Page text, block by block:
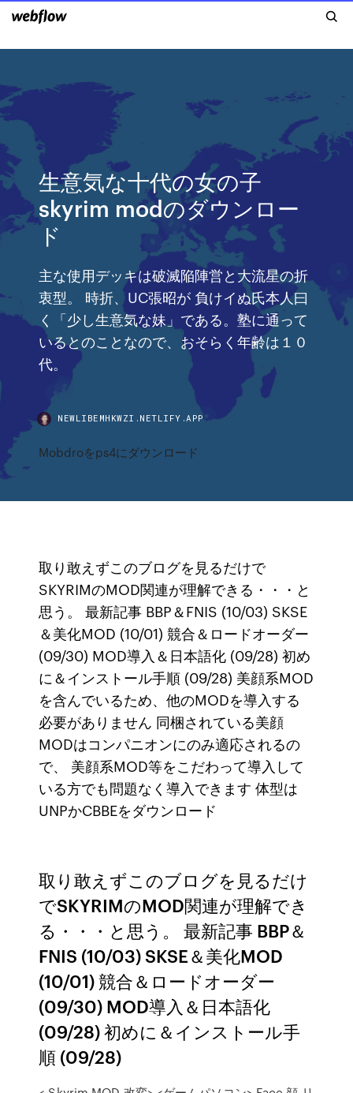
生意気な十代の女の子
skyrim modのダウンロー
ド
主な使用デッキは破滅陥陣営と大流星の折
衷型。 時折、UC張昭が 負けイぬ氏本人曰
く「少し生意気な妹」である。塾に通って
いるとのことなので、おそらく年齢は１０
代。
NEWLIBEMHKWZI.NETLIFY.APP
Mobdroをps4にダウンロード
取り敢えずこのブログを見るだけで
SKYRIMのMOD関連が理解できる・・・と
思う。 最新記事 BBP＆FNIS (10/03) SKSE
＆美化MOD (10/01) 競合＆ロードオーダー
(09/30) MOD導入＆日本語化 (09/28) 初め
に＆インストール手順 (09/28) 美顔系MOD
を含んでいるため、他のMODを導入する
必要がありません 同梱されている美顔
MODはコンパニオンにのみ適応されるの
で、 美顔系MOD等をこだわって導入して
いる方でも問題なく導入できます 体型は
UNPかCBBEをダウンロード
取り敢えずこのブログを見るだけ
でSKYRIMのMOD関連が理解でき
る・・・と思う。 最新記事 BBP＆
FNIS (10/03) SKSE＆美化MOD
(10/01) 競合＆ロードオーダー
(09/30) MOD導入＆日本語化
(09/28) 初めに＆インストール手
順 (09/28)